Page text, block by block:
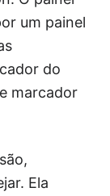
um painel
do
marcador
Ela